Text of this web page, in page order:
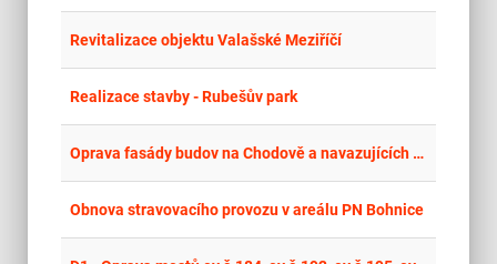
Revitalizace objektu Valašské Meziříčí
Realizace stavby - Rubešův park
Oprava fasády budov na Chodově a navazujících vstupních částí (schody, podesta a lávka)
Obnova stravovacího provozu v areálu PN Bohnice